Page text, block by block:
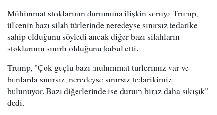
Mühimmat stoklarının durumuna ilişkin soruya Trump,
ülkenin bazı silah türlerinde neredeyse sınırsız tedarike
sahip olduğunu söyledi ancak diğer bazı silahların
stoklarının sınırlı olduğunu kabul etti.
Trump, "Çok güçlü bazı mühimmat türlerimiz var ve
bunlarda sınırsız, neredeyse sınırsız tedarikimiz
bulunuyor. Bazı diğerlerinde ise durum biraz daha sıkışık"
dedi.